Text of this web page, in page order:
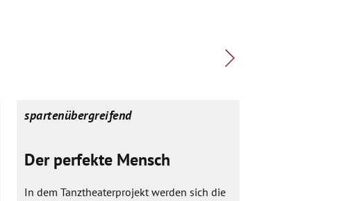
spartenübergreifend
Der perfekte Mensch
In dem Tanztheaterprojekt werden sich die